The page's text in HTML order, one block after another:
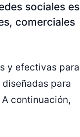
sociales es
comerciales
y efectivas para
para
continuación,